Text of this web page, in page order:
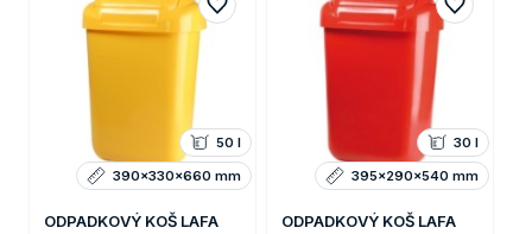
ODPADKOVÝ KOŠ LAFA
50 l
390x330x660 mm
ODPADKOVÝ KOŠ LAFA
30 l
395x290x540 mm